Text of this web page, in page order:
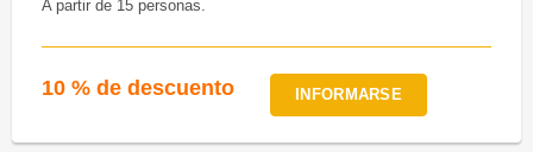
A partir de 15 personas.
10 % de descuento INFORMARSE